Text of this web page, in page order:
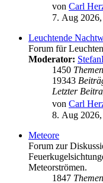
von Carl
7. Aug
Leuchtende
Forum für
Moderator:
1450 Themen
19343
Letzter
von Carl
8. Aug
Meteore
Forum zur
Meteorströmen.
1847 Themen